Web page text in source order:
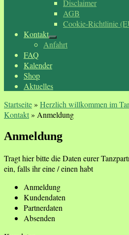
Disclaimer
AGB
Cookie-Richtlinie
Kontakt
Anfahrt
FAQ
Kalender
Shop
Aktuelles
Startseite» Herzlich willkommen im
Kontakt» Anmeldung
Anmeldung
Tragt hier bitte die Daten eurer
ein, falls ihr eine / einen habt
Anmeldung
Kundendaten
Partnerdaten
Absenden